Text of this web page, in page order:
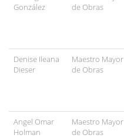
González
de Obras
Denise Ileana
Dieser
Maestro Mayor
de Obras
Angel Omar
Holman
Maestro Mayor
de Obras